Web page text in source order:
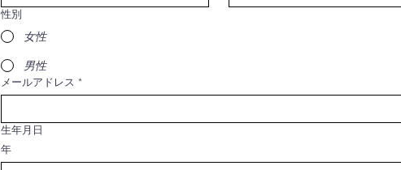
性別
女性
男性
メールアドレス *
生年月日
年